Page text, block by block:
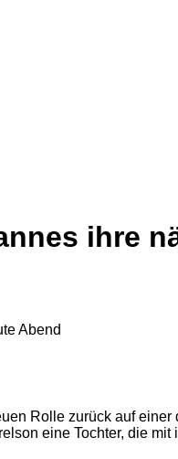
ihre
Rolle zurück auf
eine Tochter, die